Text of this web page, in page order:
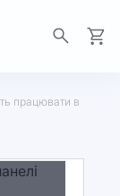
працювати в